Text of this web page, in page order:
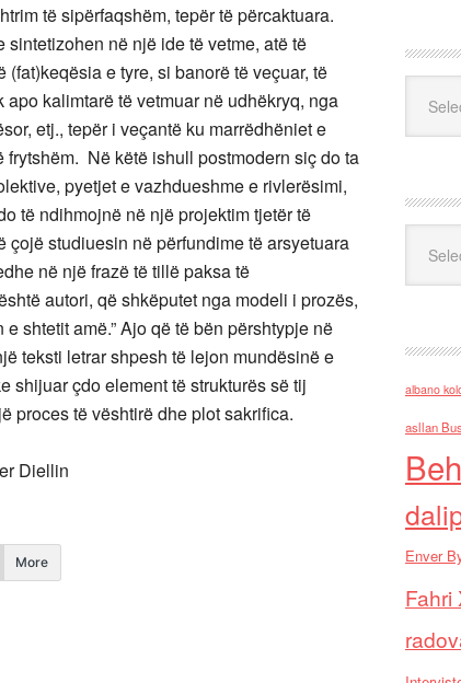
të sipërfaqshëm, tepër të përcaktuara.
në një ide të vetme, atë të
e tyre, si banorë të veçuar, të
kalimtarë të vetmuar në udhëkryq, nga
etj., tepër i veçantë ku marrëdhëniet e
Në këtë ishull postmodern siç do ta
pyetjet e vazhdueshme e rivlerësimi,
të ndihmojnë në një projektim tjetër të
studiuesin në përfundime të arsyetuara
në një frazë të tillë paksa të
autori, që shkëputet nga modeli i prozës,
shtetit amë.” Ajo që të bën përshtypje në
teksti letrar shpesh të lejon mundësinë e
shijuar çdo element të strukturës së tij
proces të vështirë dhe plot sakrifica.
Diellin
More
albano
asllan
Enver
Fahri